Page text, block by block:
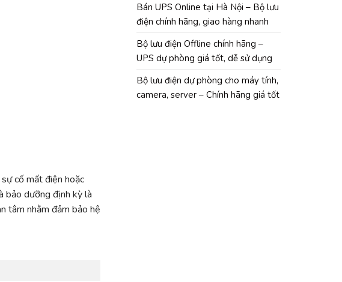
cố mất điện hoặc
bảo dưỡng định kỳ là
tâm nhằm đảm bảo hệ
Bán UPS Online tại Hà Nội – Bộ lưu
điện chính hãng, giao hàng nhanh
Bộ lưu điện Offline chính hãng –
UPS dự phòng giá tốt, dễ sử dụng
Bộ lưu điện dự phòng cho máy tính,
camera, server – Chính hãng giá tốt